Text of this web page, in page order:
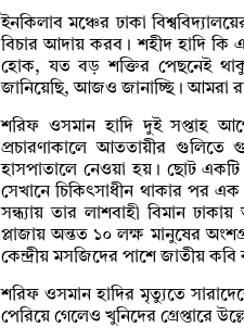
ইনকিলাব মঞ্চের ঢাকা
বিচার আদায় করব। শহীদ হাদি কি
হোক, যত বড় শক্তির পেছনেই
জানিয়েছি, আজও জানাচ্ছি। আমরা
শরিফ ওসমান হাদি দুই সপ্তাহ
প্রচারণাকালে আততায়ীর
হাসপাতালে নেওয়া হয়। ছোট একটি
সেখানে চিকিৎসাধীন থাকার পর
সন্ধ্যায় তার লাশবাহী বিমান
প্লাজায় অন্তত ১০ লক্ষ মানুষের
কেন্দ্রীয় মসজিদের পাশে জাতীয়
শরিফ ওসমান হাদির মৃত্যুতে
পেরিয়ে গেলেও খুনিদের গ্রেপ্তারে